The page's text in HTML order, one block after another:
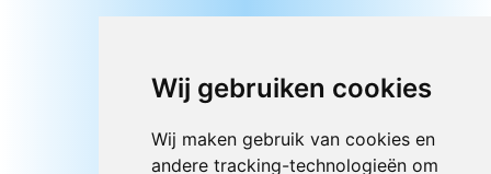
Wij gebruiken cookies
Wij maken gebruik van cookies en
andere tracking-technologieën om